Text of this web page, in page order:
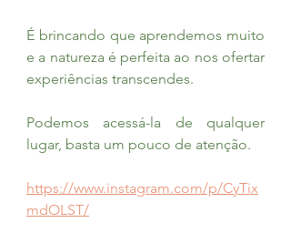
É brincando que aprendemos muito
e a natureza é perfeita ao nos ofertar
experiências transcendes.
Podemos acessá-la de qualquer
lugar, basta um pouco de atenção.
https://www.instagram.com/p/CyTix
mdOLST/